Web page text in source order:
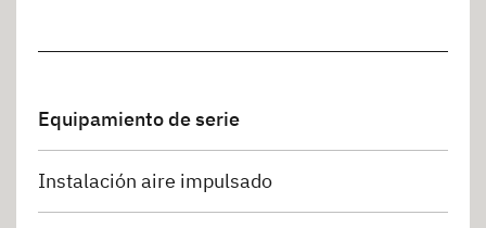
Equipamiento de serie
Instalación aire impulsado